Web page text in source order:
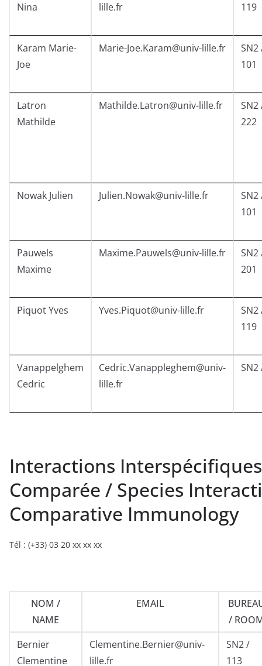
Nina
lille.fr
119
Karam Marie-
Joe
Marie-Joe.Karam@univ-lille.fr
SN2
101
Latron
Mathilde
Mathilde.Latron@univ-lille.fr
SN2
222
Nowak Julien Julien.Nowak@univ-lille.fr
SN2
101
Pauwels
Maxime
Maxime.Pauwels@univ-lille.fr
SN2
201
Piquot Yves Yves.Piquot@univ-lille.fr
SN2
119
Vanappelghem
Cedric
Cedric.Vanappleghem@univ-
lille.fr
SN2
Interactions
Comparée / Species
Comparative Immunology
Tél : (+33) 03 20 xx xx xx
NOM /
NAME
EMAIL
/
Bernier
Clementine
Clementine.Bernier@univ-
lille.fr
SN2 /
113